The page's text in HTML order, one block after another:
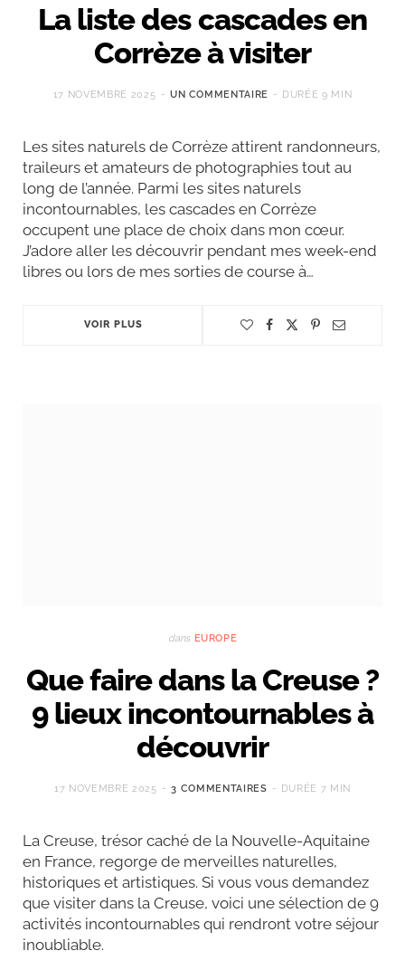
La liste des cascades en
Corrèze à visiter
17 NOVEMBRE 2025 UN COMMENTAIRE DURÉE 9 MIN
Les sites naturels de Corrèze attirent randonneurs,
traileurs et amateurs de photographies tout au
long de l’année. Parmi les sites naturels
incontournables, les cascades en Corrèze
occupent une place de choix dans mon cœur.
J’adore aller les découvrir pendant mes week-end
libres ou lors de mes sorties de course à…
VOIR PLUS
dans EUROPE
Que faire dans la Creuse ?
9 lieux incontournables à
découvrir
17 NOVEMBRE 2025 3 COMMENTAIRES DURÉE 7 MIN
La Creuse, trésor caché de la Nouvelle-Aquitaine
en France, regorge de merveilles naturelles,
historiques et artistiques. Si vous vous demandez
que visiter dans la Creuse, voici une sélection de 9
activités incontournables qui rendront votre séjour
inoubliable.